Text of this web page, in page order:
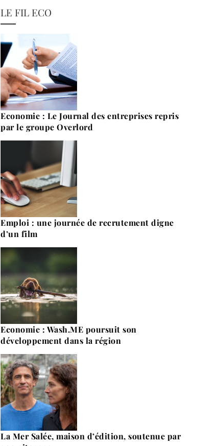
LE FIL ECO
Economie : Le Journal des entreprises repris
par le groupe Overlord
Emploi : une journée de recrutement digne
d’un film
Economie : Wash.ME poursuit son
développement dans la région
La Mer Salée, maison d’édition, soutenue par